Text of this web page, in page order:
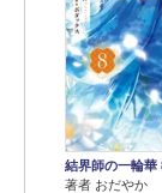
結界師の一輪華
著者 おだやか